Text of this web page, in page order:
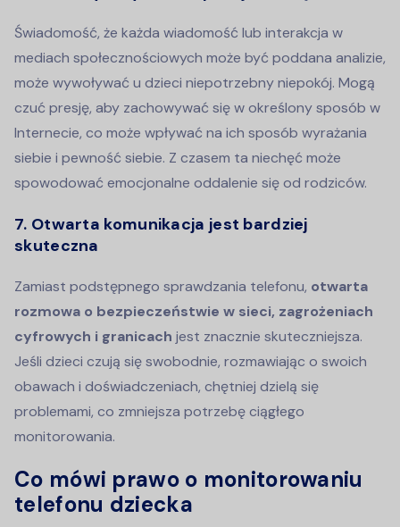
Świadomość, że każda wiadomość lub interakcja w
mediach społecznościowych może być poddana analizie,
może wywoływać u dzieci niepotrzebny niepokój. Mogą
czuć presję, aby zachowywać się w określony sposób w
Internecie, co może wpływać na ich sposób wyrażania
siebie i pewność siebie. Z czasem ta niechęć może
spowodować emocjonalne oddalenie się od rodziców.
7. Otwarta komunikacja jest bardziej
skuteczna
Zamiast podstępnego sprawdzania telefonu, otwarta
rozmowa o bezpieczeństwie w sieci, zagrożeniach
cyfrowych i granicach jest znacznie skuteczniejsza.
Jeśli dzieci czują się swobodnie, rozmawiając o swoich
obawach i doświadczeniach, chętniej dzielą się
problemami, co zmniejsza potrzebę ciągłego
monitorowania.
Co mówi prawo o monitorowaniu
telefonu dziecka